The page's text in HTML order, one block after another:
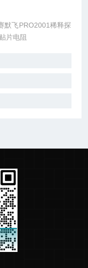
默飞PRO2001稀释探
片电阻